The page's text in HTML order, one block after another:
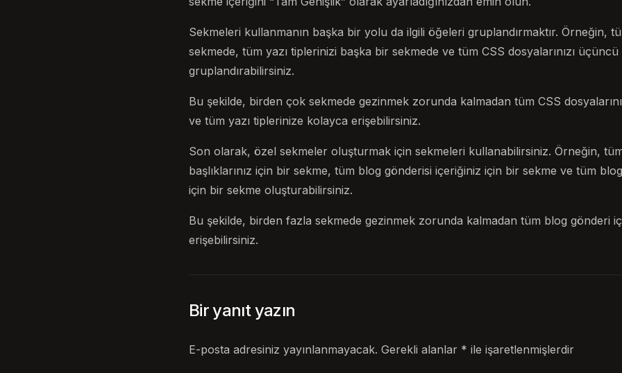
Sekmeleri kullanmanın başka bir yolu da ilgili öğeleri gruplandırmaktır. Örneğin,
sekmede, tüm yazı tiplerinizi başka bir sekmede ve tüm CSS dosyalarınızı
gruplandırabilirsiniz.
Bu şekilde, birden çok sekmede gezinmek zorunda kalmadan tüm CSS
ve tüm yazı tiplerinize kolayca erişebilirsiniz.
Son olarak, özel sekmeler oluşturmak için sekmeleri kullanabilirsiniz. Örneğin,
başlıklarınız için bir sekme, tüm blog gönderisi içeriğiniz için bir sekme ve tüm blog
için bir sekme oluşturabilirsiniz.
Bu şekilde, birden fazla sekmede gezinmek zorunda kalmadan tüm blog gönderi
erişebilirsiniz.
Bir yanıt yazın
E-posta adresiniz yayınlanmayacak. Gerekli alanlar * ile işaretlenmişlerdir